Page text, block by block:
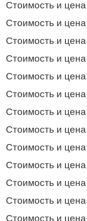
Стоимость и
Стоимость и
Стоимость и цена
Стоимость и
Стоимость и цена
Стоимость и
Стоимость и цена
Стоимость и цена
Стоимость и
Стоимость и цена
Стоимость и
Стоимость и
Стоимость и цена